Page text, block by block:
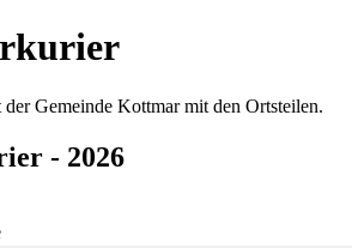
Gemeinde Kottmar mit den Ortsteilen.
- 2026